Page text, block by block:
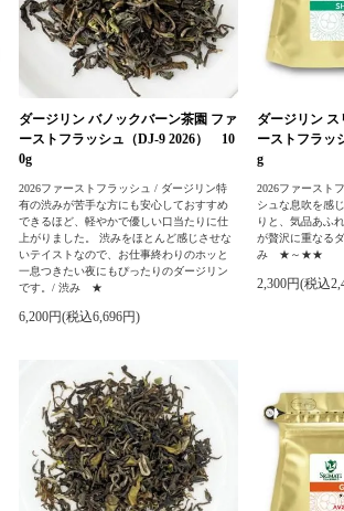
ダージリン バノックバーン茶園 ファ
ーストフラッシュ（DJ-9 2026） 10
0g
2026ファーストフラッシュ / ダージリン特
有の渋みが苦手な方にも安心しておすすめ
できるほど、軽やかで優しい口当たりに仕
上がりました。 渋みをほとんど感じさせな
いテイストなので、お仕事終わりのホッと
一息つきたい夜にもぴったりのダージリン
です。/ 渋み ★
6,200円(税込6,696円)
ダージリン
ーストフラッ
g
2026ファースト
シュな息吹を感
りと、気品あふ
が贅沢に重なる
み ★～★★
2,300円(税込